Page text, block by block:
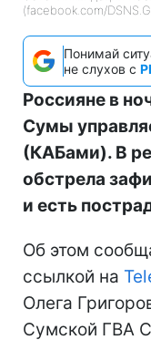
(facebook.com/
Понимай
не слухов с
Россияне в
Сумы
(КАБами). В
обстрела
и есть
Об этом
ссылкой на
Олега
Сумской ГВА